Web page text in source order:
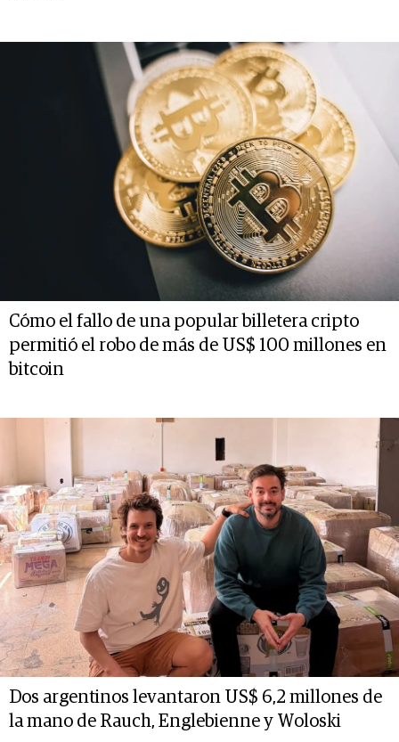
Cómo el fallo de una popular billetera cripto
permitió el robo de más de US$ 100 millones en
bitcoin
Dos argentinos levantaron US$ 6,2 millones de
la mano de Rauch, Englebienne y Woloski